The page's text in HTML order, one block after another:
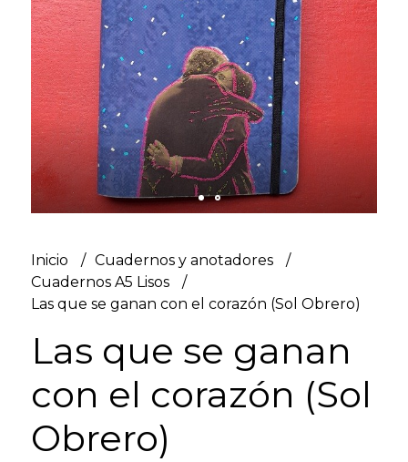
Inicio
Cuadernos y anotadores
Cuadernos A5 Lisos
Las que se ganan con el corazón (Sol Obrero)
Las que se ganan
con el corazón (Sol
Obrero)